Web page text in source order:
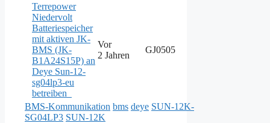
Terrepower
Niedervolt
Batteriespeicher
mit aktiven JK-
BMS (JK-
B1A24S15P) an
Deye Sun-12-
sg04lp3-eu
betreiben
Vor
2 Jahren
GJ0505
BMS-Kommunikation bms deye SUN-12K-
SG04LP3 SUN-12K